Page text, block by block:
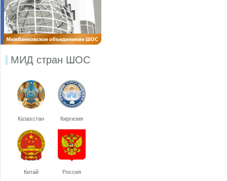
МИД стран ШОС
Казахстан Киргизия
Китай Россия